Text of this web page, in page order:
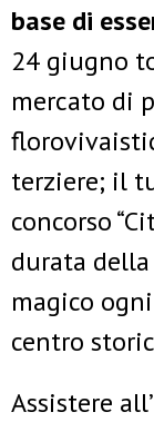
base di
24 giugno
mercato di
terziere; il
concorso
durata
magico
centro
Assistere